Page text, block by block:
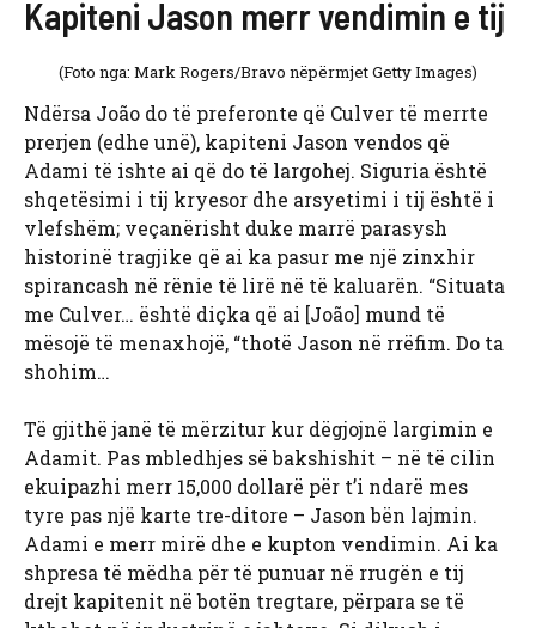
Kapiteni Jason merr vendimin e tij
(Foto nga: Mark Rogers/Bravo nëpërmjet Getty Images)
Ndërsa João do të preferonte që Culver të merrte
prerjen (edhe unë), kapiteni Jason vendos që
Adami të ishte ai që do të largohej. Siguria është
shqetësimi i tij kryesor dhe arsyetimi i tij është i
vlefshëm; veçanërisht duke marrë parasysh
historinë tragjike që ai ka pasur me një zinxhir
spirancash në rënie të lirë në të kaluarën. “Situata
me Culver… është diçka që ai [João] mund të
mësojë të menaxhojë, “thotë Jason në rrëfim. Do ta
shohim…
Të gjithë janë të mërzitur kur dëgjojnë largimin e
Adamit. Pas mbledhjes së bakshishit – në të cilin
ekuipazhi merr 15,000 dollarë për t’i ndarë mes
tyre pas një karte tre-ditore – Jason bën lajmin.
Adami e merr mirë dhe e kupton vendimin. Ai ka
shpresa të mëdha për të punuar në rrugën e tij
drejt kapitenit në botën tregtare, përpara se të